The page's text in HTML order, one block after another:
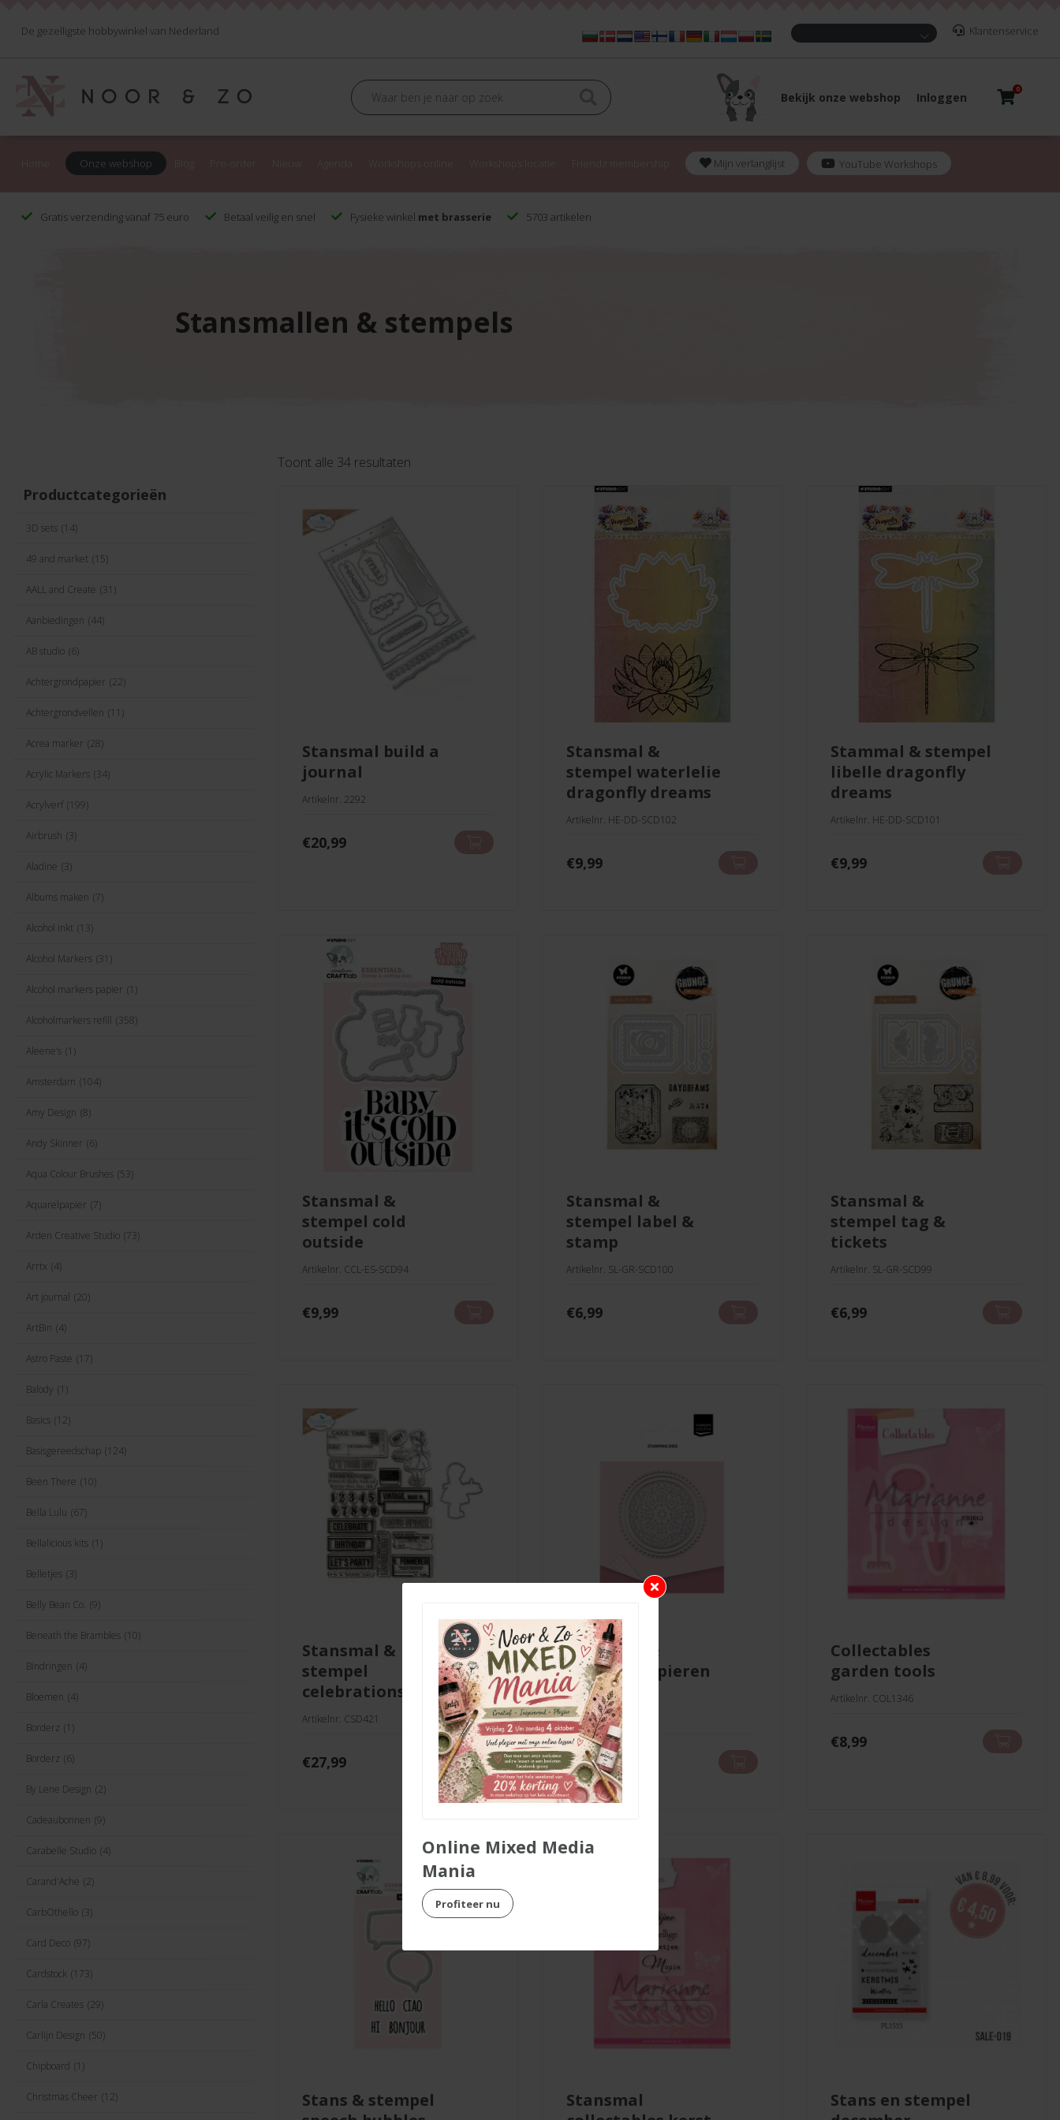
De gezelligste hobbywinkel van Nederland Klantenservice
Bekijk onze webshop Inloggen
0
Onze webshop Mijn verlanglijst YouTube Workshops
Gratis verzending vanaf 75 euro Betaal veilig en snel Fysieke winkel met brasserie 5703 artikelen
Stansmallen & stempels
Productcategorieën
3D sets (14)
49 and market (15)
AALL and Create (31)
Aanbiedingen (44)
AB studio (6)
Achtergrondpapier (22)
Achtergrondvellen (11)
Acrea marker (28)
Acrylic Markers (34)
Acrylverf (199)
Airbrush (3)
Aladine (3)
Albums maken (7)
Alcohol inkt (13)
Alcohol Markers (31)
Alcohol markers papier (1)
Alcoholmarkers refill (358)
Aleene’s (1)
Amsterdam (104)
Amy Design (8)
Andy Skinner (6)
Aqua Colour Brushes (53)
Aquarelpapier (7)
Arden Creative Studio (73)
Arrtx (4)
Art journal (20)
ArtBin (4)
Astro Paste (17)
Balody (1)
Basics (12)
Basisgereedschap (124)
Been There (10)
Bella Lulu (67)
Bellalicious kits (1)
Belletjes (3)
Belly Bean Co. (9)
Beneath the Brambles (10)
Bindringen (4)
Bloemen (4)
Borderz (1)
Borderz (6)
By Lene Design (2)
Cadeaubonnen (9)
Carabelle Studio (4)
Carand'Ache (2)
CarbOthello (3)
Card Deco (97)
Cardstock (173)
Carla Creates (29)
Carlijn Design (50)
Chipboard (1)
Christmas Cheer (12)
Toont alle 34 resultaten
stansmal build a
journal
Artikelnr. 2292
€20,99
stansmal &
stempel waterlelie
dragonfly dreams
Artikelnr. HE-DD-SCD102
€9,99
stammal & stempel
libelle dragonfly
dreams
Artikelnr. HE-DD-SCD101
€9,99
stansmal &
stempel cold
outside
Artikelnr. CCL-ES-SCD94
€9,99
stansmal &
stempel label &
stamp
Artikelnr. SL-GR-SCD100
€6,99
stansmal &
stempel tag &
tickets
Artikelnr. SL-GR-SCD99
€6,99
stansmal &
stempel
celebrations 2
Artikelnr. CSD421
€27,99
stansmal &
stempel papieren
zegel
Artikelnr. 3625-0107
€4,99
collectables
garden tools
Artikelnr. COL1346
€8,99
stans & stempel
50%
stansmal
stans en stempel
Online Mixed Media
Mania
Profiteer nu